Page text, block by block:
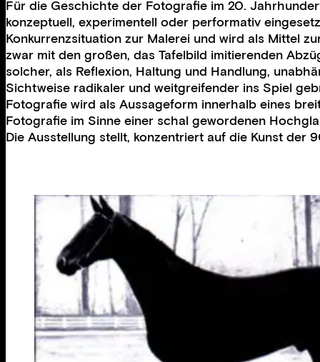
Für die Geschichte der Fotografie im 20.
konzeptuell, experimentell oder performativ
Konkurrenzsituation zur Malerei und wird als Mittel
zwar mit den großen, das Tafelbild imitierenden
solcher, als Reflexion, Haltung und Handlung,
Sichtweise radikaler und weitgreifender ins Spiel
Fotografie wird als Aussageform innerhalb eines
Fotografie im Sinne einer schal gewordenen
Die Ausstellung stellt, konzentriert auf die Kunst